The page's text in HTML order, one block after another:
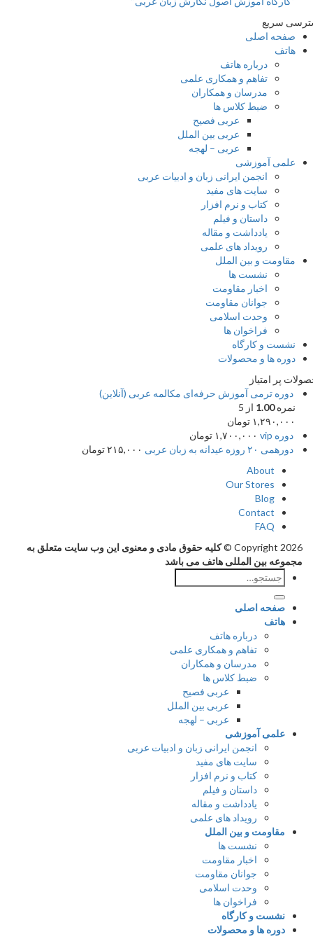
سریع
صفحه اصلی
هاتف
درباره هاتف
تفاهم و همکاری علمی
مدرسان و همکاران
ضبط کلاس ها
عربی فصیح
عربی بین الملل
عربی – لهجه
علمی آموزشی
انجمن ایرانی زبان و ادبیات عربی
سایت های مفید
کتاب و نرم افزار
داستان و فیلم
یادداشت و مقاله
رویداد های علمی
مقاومت و بین الملل
نشست ها
اخبار مقاومت
جوانان مقاومت
وحدت اسلامی
فراخوان ها
نشست و کارگاه
دوره ها و محصولات
پر امتیاز
دوره ترمی آموزش حرفه‌ای مکالمه عربی (آنلاین)
نمره1.00از 5
۱,۲۹۰,۰۰۰تومان
دوره vip
۱,۷۰۰,۰۰۰تومان
دورهمی ۲۰ روزه عیدانه به زبان عربی
۲۱۵,۰۰۰ تومان
About
Our Stores
Blog
Contact
FAQ
Copyright 2026 ©
کلیه حقوق مادی و معنوی این وب سایت متعلق به
مجموعه بین المللی هاتف می باشد
جستجو
برای:
صفحه اصلی
هاتف
درباره هاتف
تفاهم و همکاری علمی
مدرسان و همکاران
ضبط کلاس ها
عربی فصیح
عربی بین الملل
عربی – لهجه
علمی آموزشی
انجمن ایرانی زبان و ادبیات عربی
سایت های مفید
کتاب و نرم افزار
داستان و فیلم
یادداشت و مقاله
رویداد های علمی
مقاومت و بین الملل
نشست ها
اخبار مقاومت
جوانان مقاومت
وحدت اسلامی
فراخوان ها
نشست و کارگاه
دوره ها و محصولات